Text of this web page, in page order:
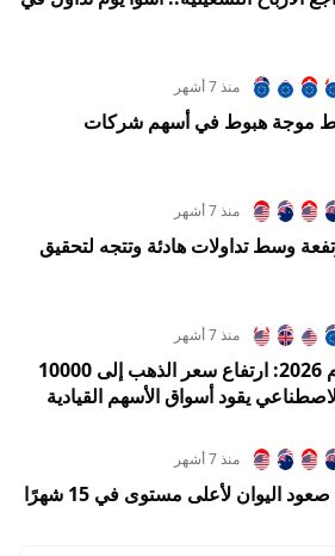
منذ 7 أشهر
موجة هبوط في أسهم شركات
منذ 7 أشهر
وسط تداولات هادئة وتتجه لتحقيق
منذ 7 أشهر
توقعات ساكسو بنك لعام 2026: ارتفاع سعر الذهب إلى 10000
يقود أسواق الأسهم القيادية
منذ 7 أشهر
اليوان لأعلى مستوى في 15 شهرًا